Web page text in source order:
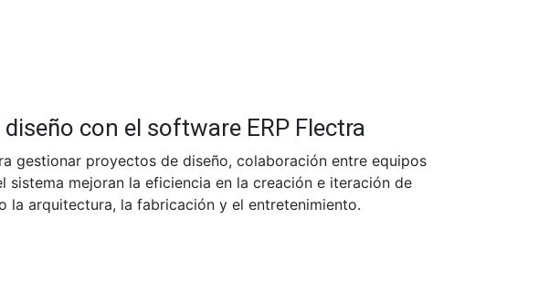
con el software ERP Flectra
gestionar proyectos de diseño, colaboración entre equipos
mejoran la eficiencia en la creación e iteración de
la arquitectura, la fabricación y el entretenimiento.